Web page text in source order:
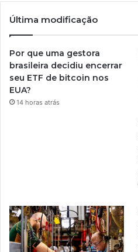
Última modificação
Por que uma gestora
brasileira decidiu encerrar
seu ETF de bitcoin nos
EUA?
14 horas atrás